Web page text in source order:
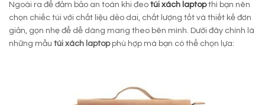
Ngoài ra để đảm bảo an toàn khi đeo túi xách laptopthì bạn nên
chọn chiếc túi với chất liệu dẻo dai, chất lượng tốt và thiết kế đơn
giản, gọn nhẹ để dễ dàng mang theo bên mình. Dưới đây chính là
những mẫu túi xách laptop phù hợp mà bạn có thể chọn lựa: